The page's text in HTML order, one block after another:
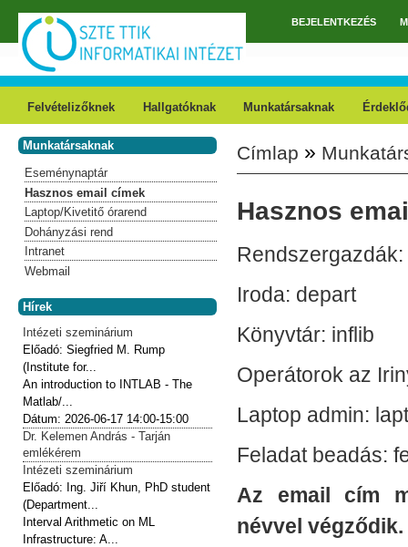
Ugrás a tartalomra
FőmenüBEJELENTKEZÉS
Felvételizőknek Hallgatóknak Munkatársaknak
Jelenlegi hely
Címlap »
Hasznos
Iroda: depart
Könyvtár: inflib
Operátorok az
Laptop admin:
Feladat beadás:
Az email cím
névvel végződik.
Munkatársaknak
Eseménynaptár
Hasznos email címek
Laptop/Kivetitő órarend
Dohányzási rend
Intranet
Webmail
Hírek
Intézeti szeminárium
Előadó:Siegfried M. Rump
(Institute for...
An introduction to INTLAB - The
Matlab/...
Dátum: 2026-06-17 14:00-15:00
Dr. Kelemen András - Tarján
emlékérem
Intézeti szeminárium
Előadó: Ing. Jiří Khun, PhD student
(Department...
Interval Arithmetic on ML
Infrastructure: A...